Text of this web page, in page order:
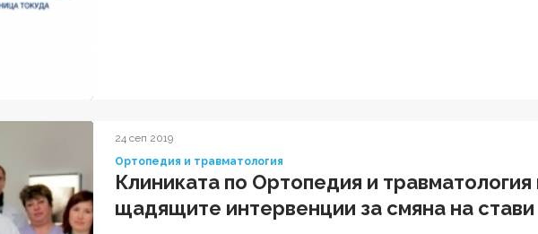
24 сеп 2019
Ортопедия и травматология
Клиниката по Ортопедия и травматология
щадящите интервенции за смяна на стави